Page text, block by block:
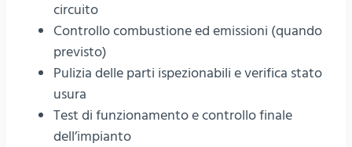
circuito
Controllo combustione ed emissioni (quando
previsto)
Pulizia delle parti ispezionabili e verifica stato
usura
Test di funzionamento e controllo finale
dell’impianto